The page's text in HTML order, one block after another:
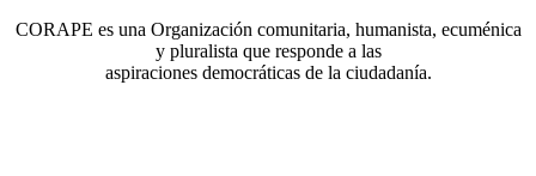
CORAPE es una Organización comunitaria, humanista, ecuménica
y pluralista que responde a las
aspiraciones democráticas de la ciudadanía.